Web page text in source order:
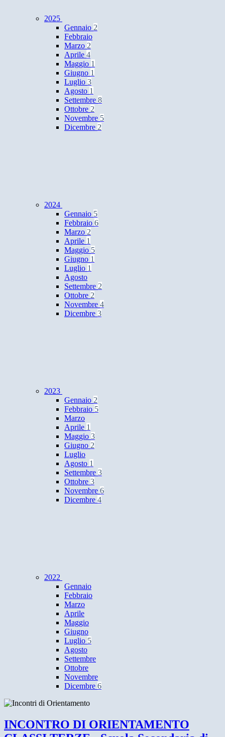
2025
Gennaio 2
Febbraio
Marzo 2
Aprile 4
Maggio 1
Giugno 1
Luglio 3
Agosto 1
Settembre 8
Ottobre 2
Novembre 5
Dicembre 2
2024
Gennaio 5
Febbraio 6
Marzo 2
Aprile 1
Maggio 5
Giugno 1
Luglio 1
Agosto
Settembre 2
Ottobre 2
Novembre 4
Dicembre 3
2023
Gennaio 2
Febbraio 5
Marzo
Aprile 1
Maggio 3
Giugno 2
Luglio
Agosto 1
Settembre 3
Ottobre 3
Novembre 6
Dicembre 4
2022
Gennaio
Febbraio
Marzo
Aprile
Maggio
Giugno
Luglio 5
Agosto
Settembre
Ottobre
Novembre
Dicembre 6
INCONTRO DI ORIENTAMENTO